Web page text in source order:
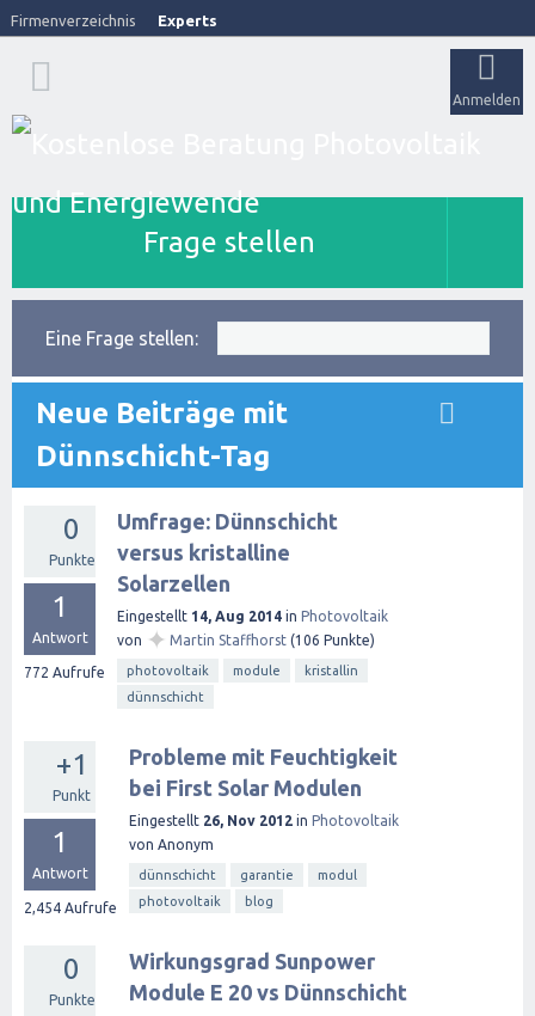
Firmenverzeichnis Experts
Anmelden
Frage stellen
Eine Frage stellen:
Neue Beiträge mit
Dünnschicht-Tag
0
Punkte
1
Antwort
772 Aufrufe
Umfrage: Dünnschicht
versus kristalline
Solarzellen
Eingestellt 14, Aug 2014 in Photovoltaik
von ✦ Martin Staffhorst (106 Punkte)
photovoltaik module
kristallin
dünnschicht
+1
Punkt
1
Antwort
2,454 Aufrufe
Probleme mit Feuchtigkeit
bei First Solar Modulen
Eingestellt 26, Nov 2012 in Photovoltaik
von Anonym
dünnschicht garantie
modul
photovoltaik
blog
0
Punkte
Wirkungsgrad Sunpower
Module E 20 vs Dünnschicht